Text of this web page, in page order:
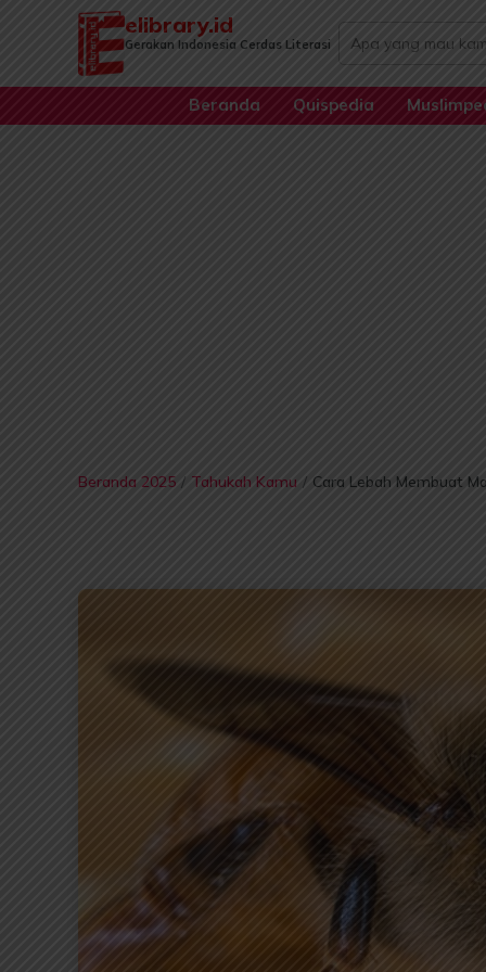
elibrary.id
Gerakan Indonesia Cerdas Literasi
Search
...
Beranda Quispedia
Beranda 2025 / Tahukah Kamu / Cara Lebah Membuat